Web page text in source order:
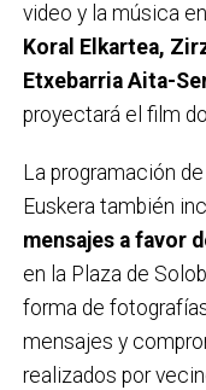
video y la música
Koral Elkartea,
Etxebarria Aita-
proyectará el film
La programación
Euskera también
mensajes a favor
en la Plaza de
forma de
mensajes y
realizados por